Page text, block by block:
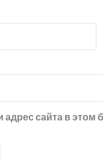
адрес сайта в